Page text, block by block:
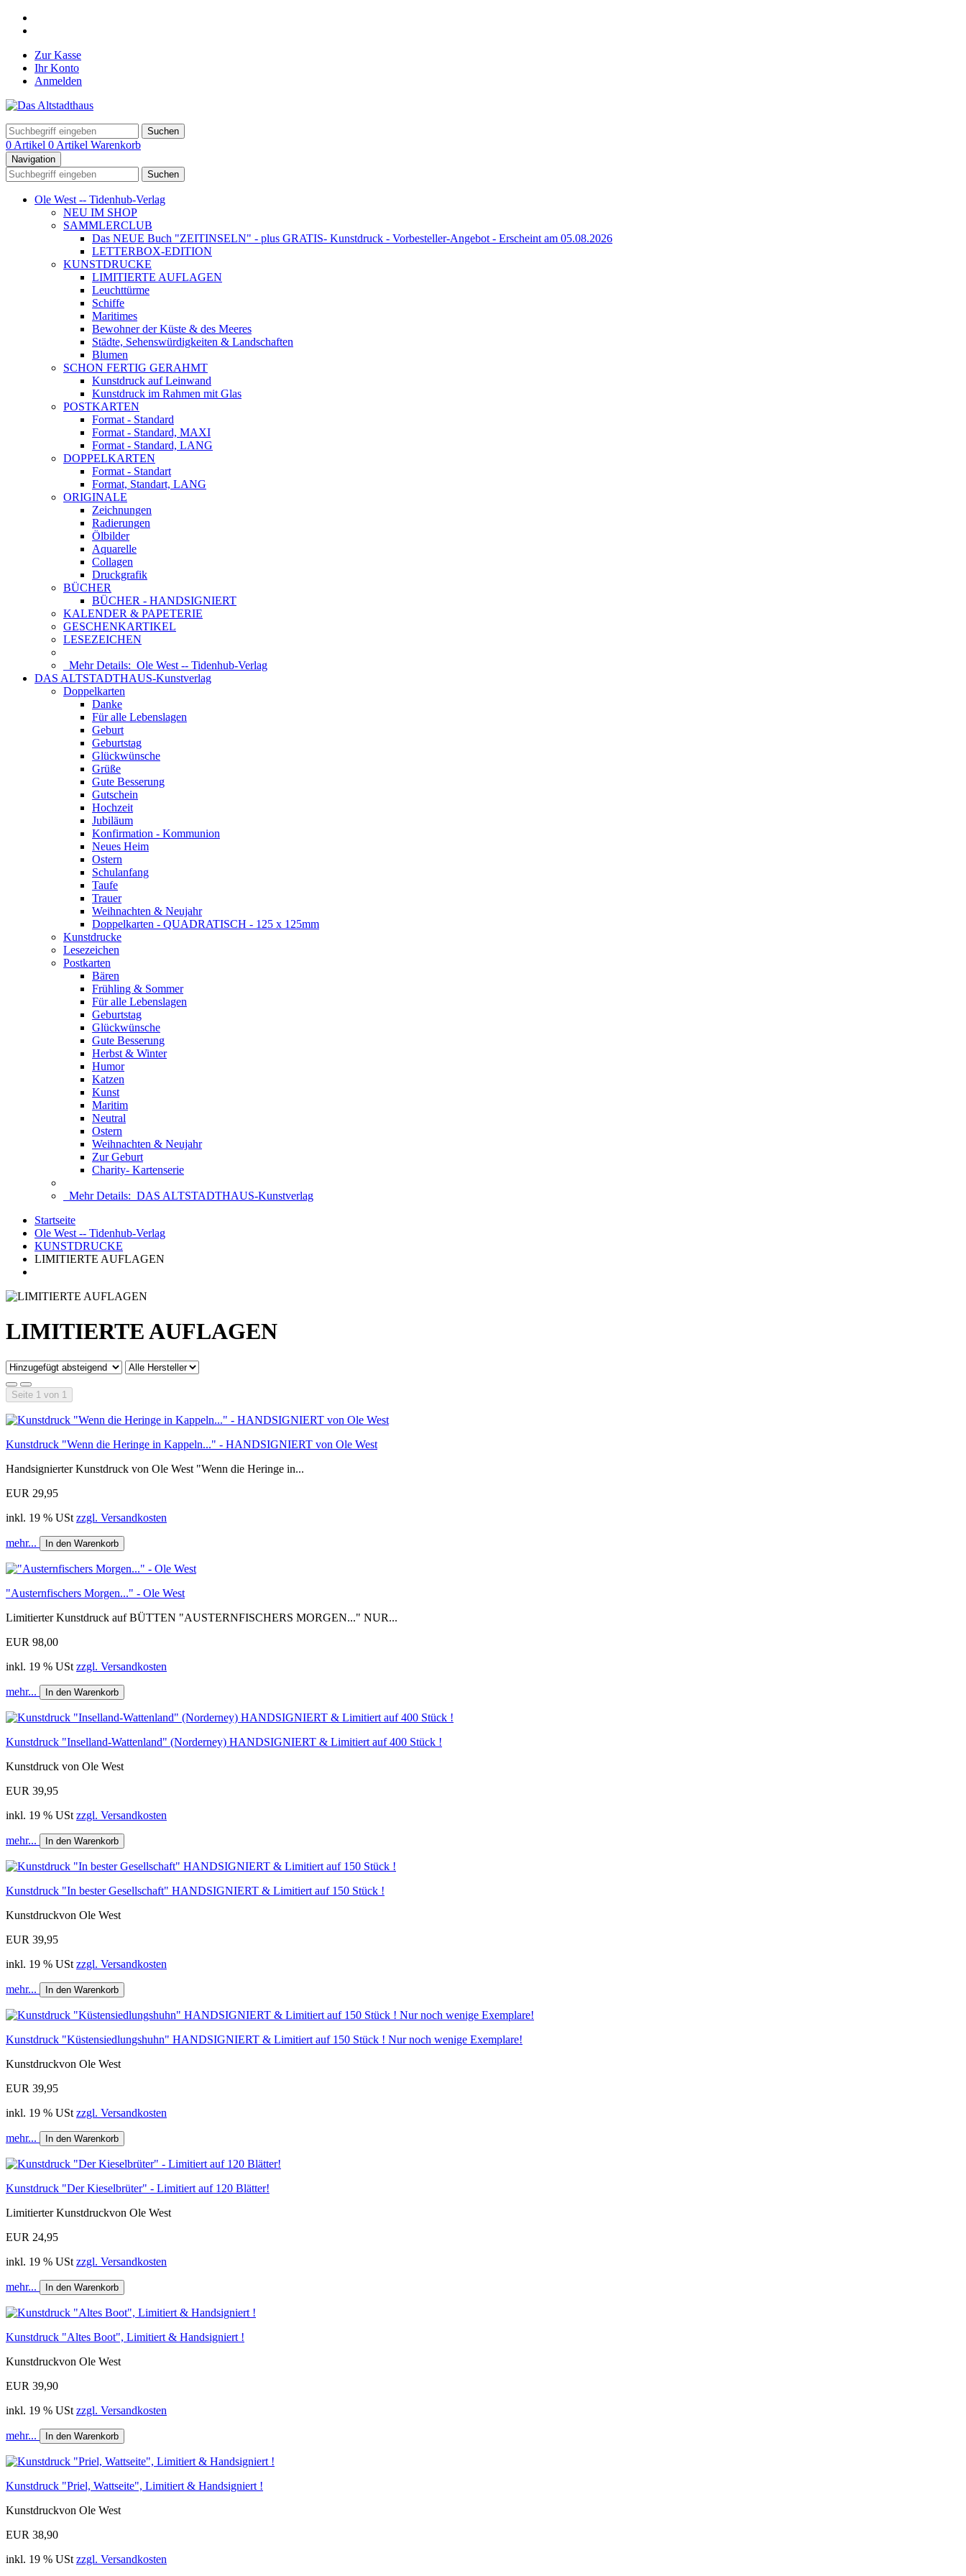
Zur Kasse
Ihr Konto
Anmelden
Suchen
0 Artikel 0 Artikel Warenkorb
Navigation
Suchen
Ole West -- Tidenhub-Verlag
NEU IM SHOP
SAMMLERCLUB
Das NEUE Buch "ZEITINSELN" - plus GRATIS- Kunstdruck - Vorbesteller-Angebot - Erscheint am 05.08.2026
LETTERBOX-EDITION
KUNSTDRUCKE
LIMITIERTE AUFLAGEN
Leuchttürme
Schiffe
Maritimes
Bewohner der Küste & des Meeres
Städte, Sehenswürdigkeiten & Landschaften
Blumen
SCHON FERTIG GERAHMT
Kunstdruck auf Leinwand
Kunstdruck im Rahmen mit Glas
POSTKARTEN
Format - Standard
Format - Standard, MAXI
Format - Standard, LANG
DOPPELKARTEN
Format - Standart
Format, Standart, LANG
ORIGINALE
Zeichnungen
Radierungen
Ölbilder
Aquarelle
Collagen
Druckgrafik
BÜCHER
BÜCHER - HANDSIGNIERT
KALENDER & PAPETERIE
GESCHENKARTIKEL
LESEZEICHEN
Mehr Details: Ole West -- Tidenhub-Verlag
DAS ALTSTADTHAUS-Kunstverlag
Doppelkarten
Danke
Für alle Lebenslagen
Geburt
Geburtstag
Glückwünsche
Grüße
Gute Besserung
Gutschein
Hochzeit
Jubiläum
Konfirmation - Kommunion
Neues Heim
Ostern
Schulanfang
Taufe
Trauer
Weihnachten & Neujahr
Doppelkarten - QUADRATISCH - 125 x 125mm
Kunstdrucke
Lesezeichen
Postkarten
Bären
Frühling & Sommer
Für alle Lebenslagen
Geburtstag
Glückwünsche
Gute Besserung
Herbst & Winter
Humor
Katzen
Kunst
Maritim
Neutral
Ostern
Weihnachten & Neujahr
Zur Geburt
Charity- Kartenserie
Mehr Details: DAS ALTSTADTHAUS-Kunstverlag
Startseite
Ole West -- Tidenhub-Verlag
KUNSTDRUCKE
LIMITIERTE AUFLAGEN
LIMITIERTE AUFLAGEN
Seite 1 von 1
Kunstdruck "Wenn die Heringe in Kappeln..." - HANDSIGNIERT von Ole West
Handsignierter Kunstdruck von Ole West "Wenn die Heringe in...
EUR 29,95
inkl. 19 % USt zzgl. Versandkosten
mehr... In den Warenkorb
"Austernfischers Morgen..." - Ole West
Limitierter Kunstdruck auf BÜTTEN "AUSTERNFISCHERS MORGEN..." NUR...
EUR 98,00
inkl. 19 % USt zzgl. Versandkosten
mehr... In den Warenkorb
Kunstdruck "Inselland-Wattenland" (Norderney) HANDSIGNIERT & Limitiert auf 400 Stück !
Kunstdruck von Ole West
EUR 39,95
inkl. 19 % USt zzgl. Versandkosten
mehr... In den Warenkorb
Kunstdruck "In bester Gesellschaft" HANDSIGNIERT & Limitiert auf 150 Stück !
Kunstdruckvon Ole West
EUR 39,95
inkl. 19 % USt zzgl. Versandkosten
mehr... In den Warenkorb
Kunstdruck "Küstensiedlungshuhn" HANDSIGNIERT & Limitiert auf 150 Stück ! Nur noch wenige Exemplare!
Kunstdruckvon Ole West
EUR 39,95
inkl. 19 % USt zzgl. Versandkosten
mehr... In den Warenkorb
Kunstdruck "Der Kieselbrüter" - Limitiert auf 120 Blätter!
Limitierter Kunstdruckvon Ole West
EUR 24,95
inkl. 19 % USt zzgl. Versandkosten
mehr... In den Warenkorb
Kunstdruck "Altes Boot", Limitiert & Handsigniert !
Kunstdruckvon Ole West
EUR 39,90
inkl. 19 % USt zzgl. Versandkosten
mehr... In den Warenkorb
Kunstdruck "Priel, Wattseite", Limitiert & Handsigniert !
Kunstdruckvon Ole West
EUR 38,90
inkl. 19 % USt zzgl. Versandkosten